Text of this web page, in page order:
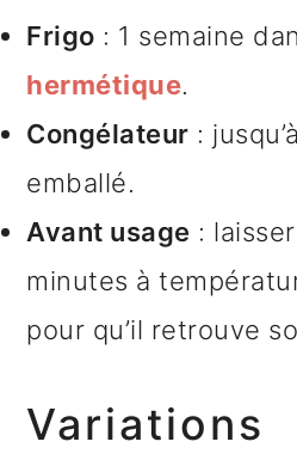
Frigo : 1 semaine
hermétique.
Congélateur :
emballé.
Avant usage :
minutes à
pour qu’il retrouve
Variations